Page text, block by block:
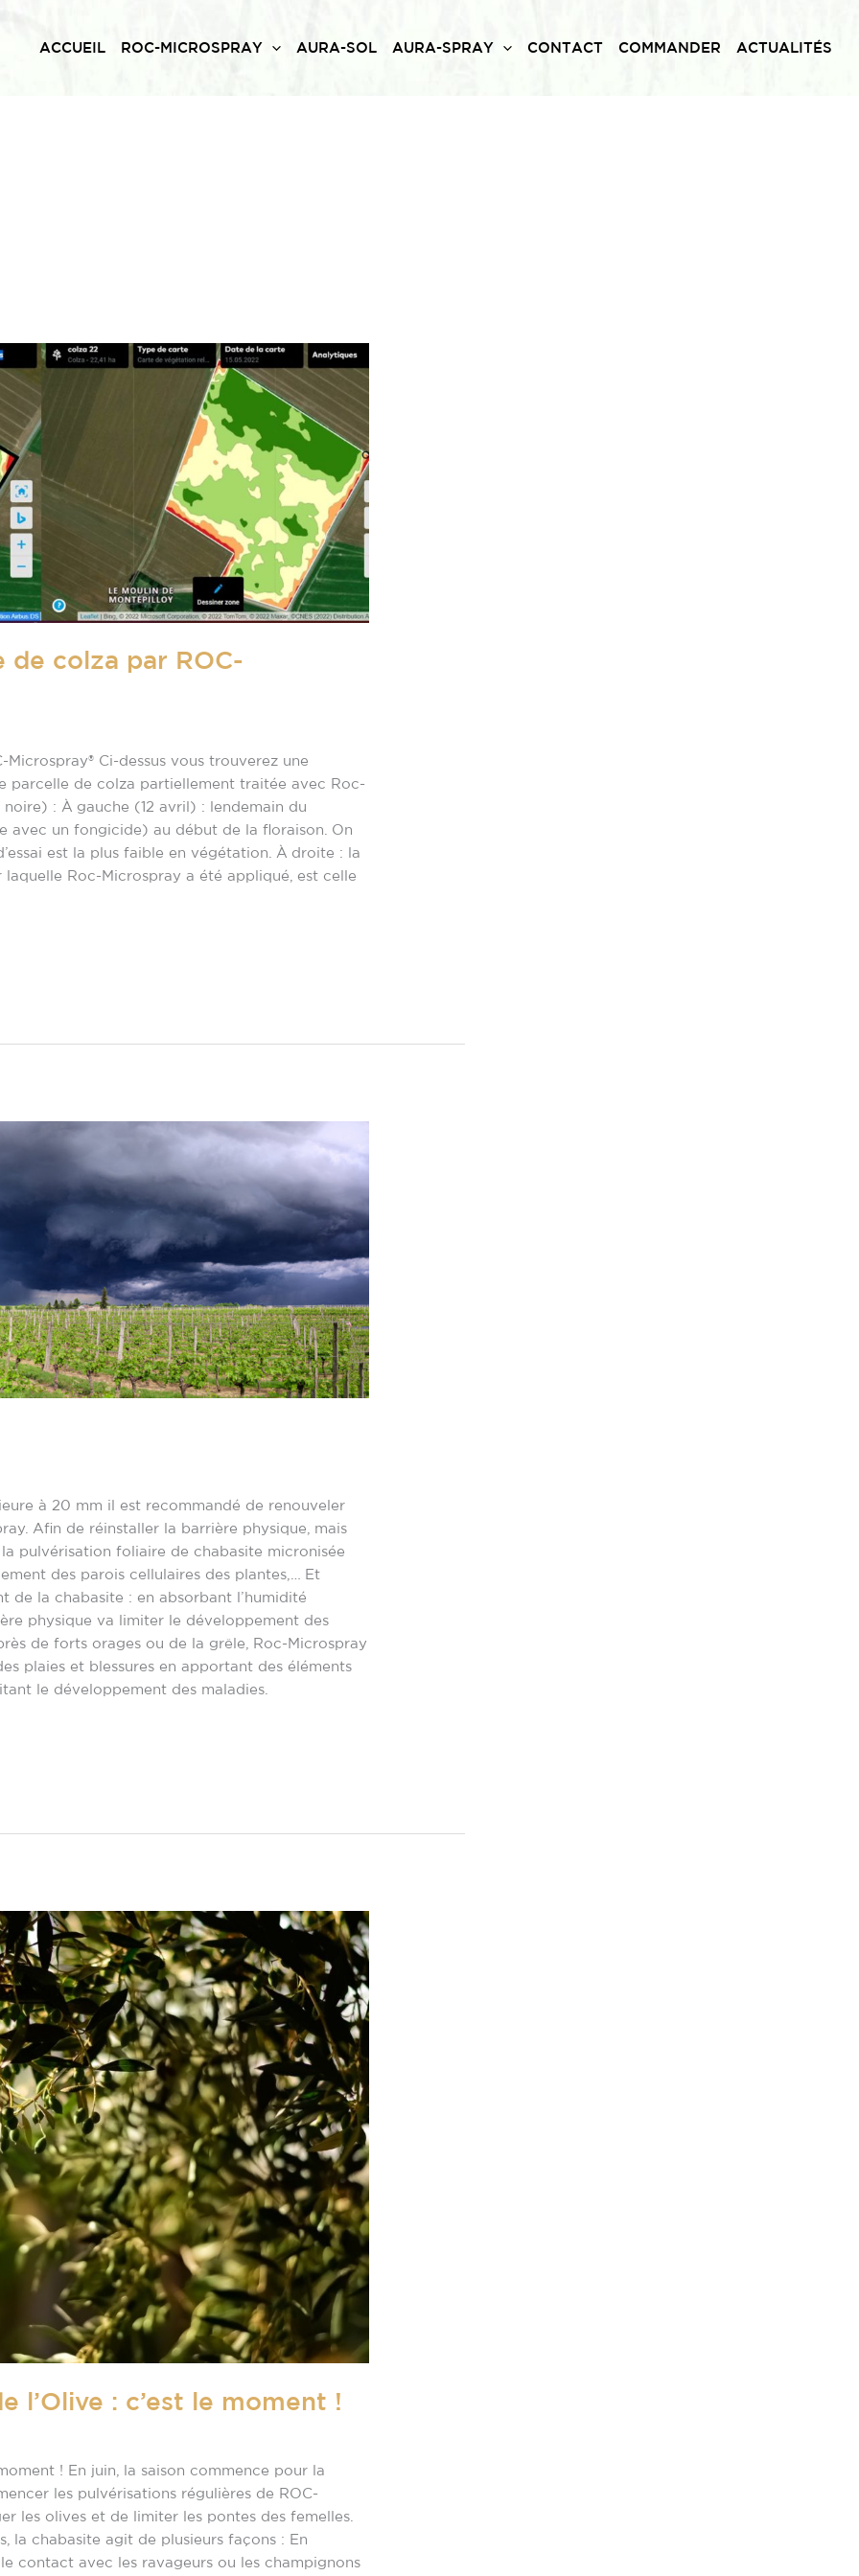
ACCUEIL ROC-MICROSPRAY AURA-SOL AURA-SPRAY CONTACT COMMANDER ACTUALITÉS
de colza par ROC-
Ci-dessus vous trouverez une
parcelle de colza partiellement traitée avec Roc-
: À gauche (12 avril) : lendemain du
avec un fongicide) au début de la floraison. On
est la plus faible en végétation. À droite : la
laquelle Roc-Microspray a été appliqué, est celle
à 20 mm il est recommandé de renouveler
Afin de réinstaller la barrière physique, mais
pulvérisation foliaire de chabasite micronisée
des parois cellulaires des plantes,… Et
de la chabasite : en absorbant l’humidité
physique va limiter le développement des
de forts orages ou de la grêle, Roc-Microspray
plaies et blessures en apportant des éléments
le développement des maladies.
l’Olive : c’est le moment !
! En juin, la saison commence pour la
les pulvérisations régulières de ROC-
les olives et de limiter les pontes des femelles.
la chabasite agit de plusieurs façons : En
contact avec les ravageurs ou les champignons